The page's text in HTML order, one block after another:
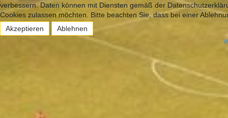
verbessern. Daten können mit Diensten gemäß der
Cookies zulassen möchten. Bitte beachten Sie, dass bei einer
Akzeptieren
Ablehnen